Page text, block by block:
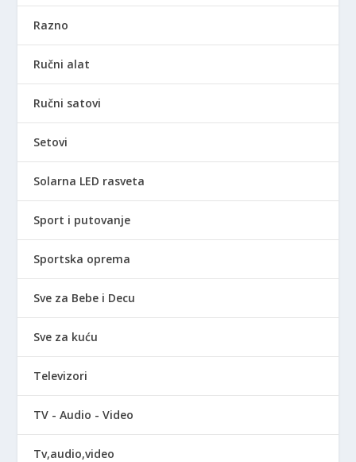
Razno
Ručni alat
Ručni satovi
Setovi
Solarna LED rasveta
Sport i putovanje
Sportska oprema
Sve za Bebe i Decu
Sve za kuću
Televizori
TV - Audio - Video
Tv,audio,video